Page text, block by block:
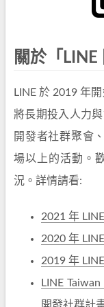
關於「LINE
LINE 於 2019 年
將長期投入人力
開發者社群聚會
場以上的活動。
況。詳情請看:
2021 年
2020 年
2019 年
LINE